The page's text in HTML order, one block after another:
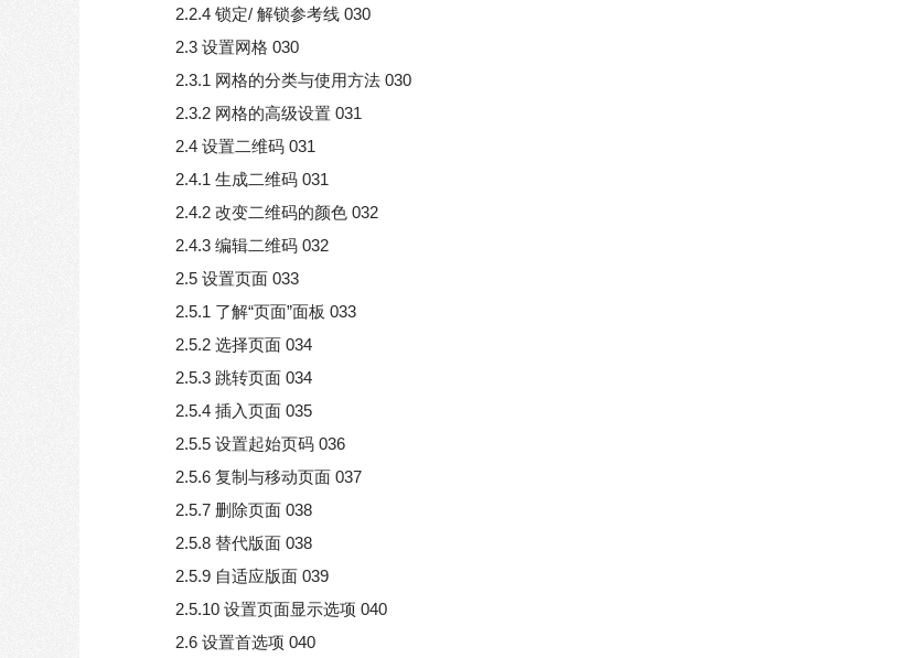
2.2.4 锁定/ 解锁参考线 030
2.3 设置网格 030
2.3.1 网格的分类与使用方法 030
2.3.2 网格的高级设置 031
2.4 设置二维码 031
2.4.1 生成二维码 031
2.4.2 改变二维码的颜色 032
2.4.3 编辑二维码 032
2.5 设置页面 033
2.5.1 了解“页面”面板 033
2.5.2 选择页面 034
2.5.3 跳转页面 034
2.5.4 插入页面 035
2.5.5 设置起始页码 036
2.5.6 复制与移动页面 037
2.5.7 删除页面 038
2.5.8 替代版面 038
2.5.9 自适应版面 039
2.5.10 设置页面显示选项 040
2.6 设置首选项 040